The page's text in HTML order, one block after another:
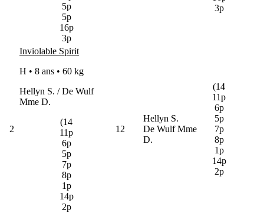
5p
5p
16p
3p
3p
2
Inviolable Spirit
H • 8 ans • 60 kg
Hellyn S. / De Wulf
Mme D.
(14
11p
6p
5p
7p
8p
1p
14p
2p
12
Hellyn S.
De Wulf Mme
D.
(14
11p
6p
5p
7p
8p
1p
14p
2p